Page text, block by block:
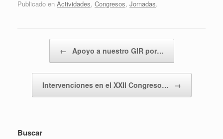
Publicado en Actividades, Congresos, Jornadas.
← Apoyo a nuestro GIR por…
Intervenciones en el XXII Congreso… →
Buscar